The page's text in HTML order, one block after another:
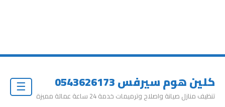
كلين هوم سيرفس 0543626173
تنظيف منازل صيانة واصلاح وترميمات خدمة 24 ساعة عمالة مميزة